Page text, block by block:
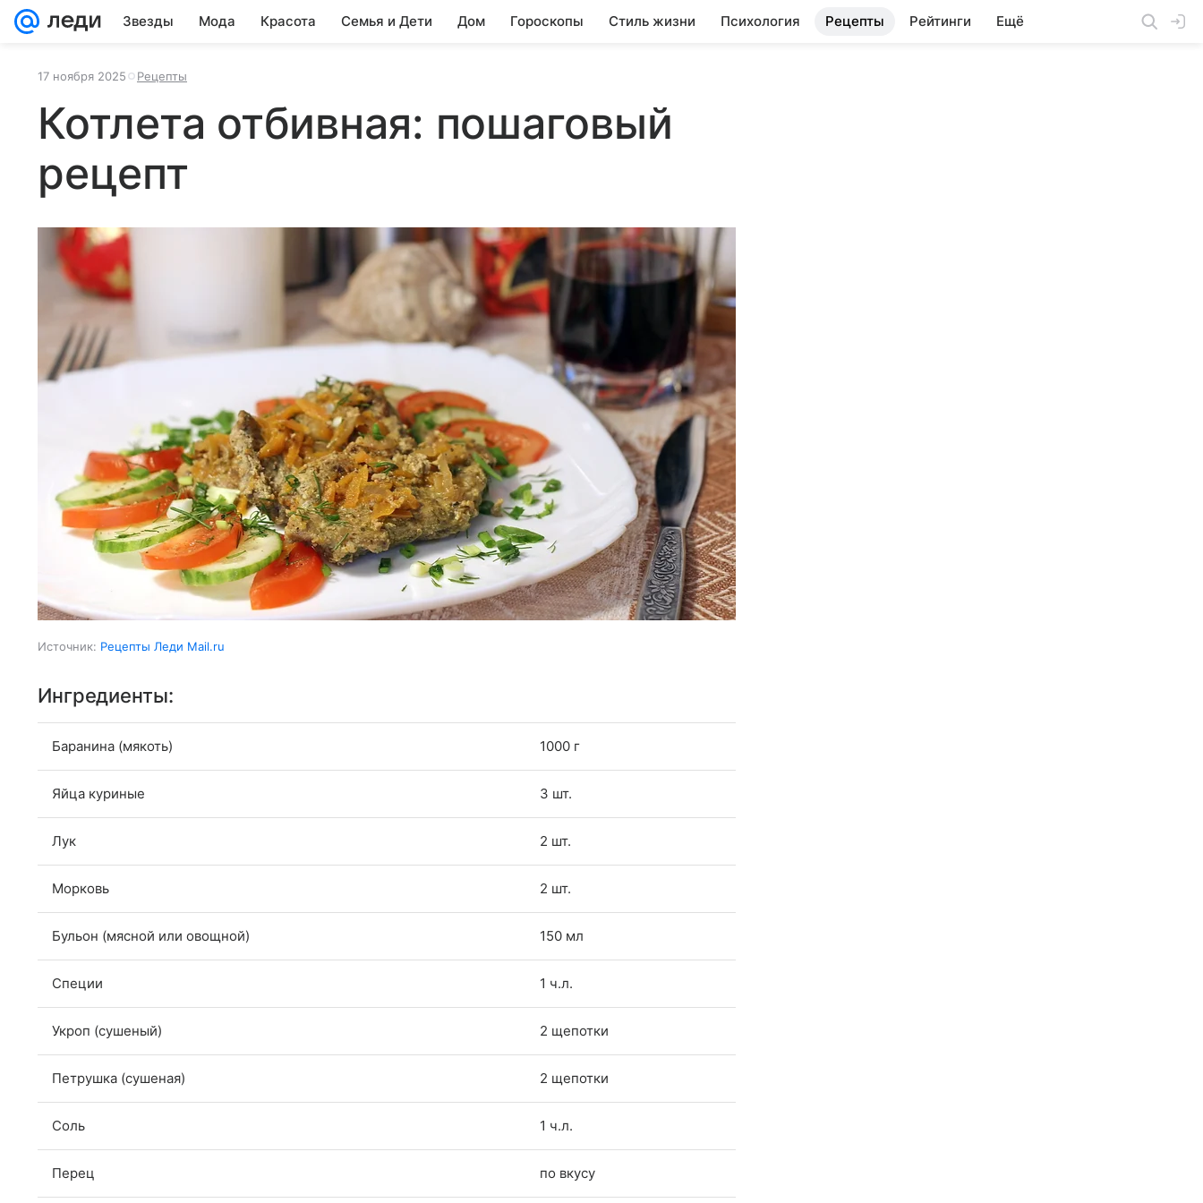
Звезды Мода Красота Семья и Дети Дом Гороскопы Стиль жизни Психология Рецепты Рейтинги Ещё
17 ноября 2025 Рецепты
Котлета отбивная: пошаговый
рецепт
Источник: Рецепты Леди Mail.ru
Ингредиенты:
Баранина (мякоть) 1000 г
Яйца куриные 3 шт.
Лук 2 шт.
Морковь 2 шт.
Бульон (мясной или овощной) 150 мл
Специи 1 ч.л.
Укроп (сушеный) 2 щепотки
Петрушка (сушеная) 2 щепотки
Соль 1 ч.л.
Перец по вкусу